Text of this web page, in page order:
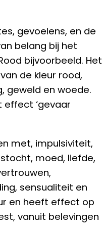
gevoelens, en de
belang bij het
bijvoorbeeld. Het
de kleur rood,
geweld en woede.
effect ‘gevaar
met, impulsiviteit,
moed, liefde,
sensualiteit en
en heeft effect op
vanuit belevingen